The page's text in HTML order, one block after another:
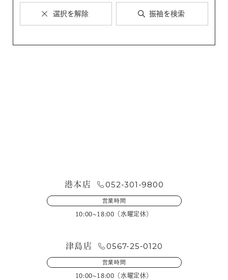
選択を解除 振袖を検索
港本店 052-301-9800
営業時間
10:00~18:00（水曜定休）
津島店 0567-25-0120
営業時間
10:00~18:00（水曜定休）